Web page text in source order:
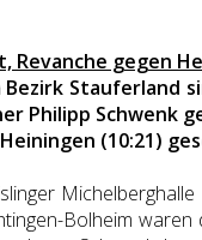
Revanche gegen
Stauferland
Philipp Schwenk
(10:21)
Bolheim